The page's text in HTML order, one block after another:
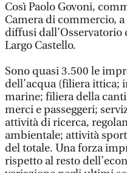
Così Paolo Govoni,
Camera di commercio,
diffusi dall’Osservatorio
Largo Castello.
Sono quasi 3.500 le
dell’acqua (filiera ittica;
marine; filiera della
merci e passeggeri;
attività di ricerca,
ambientale; attività
del totale. Una forza
rispetto al resto